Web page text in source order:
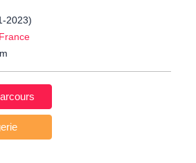
2023)
France